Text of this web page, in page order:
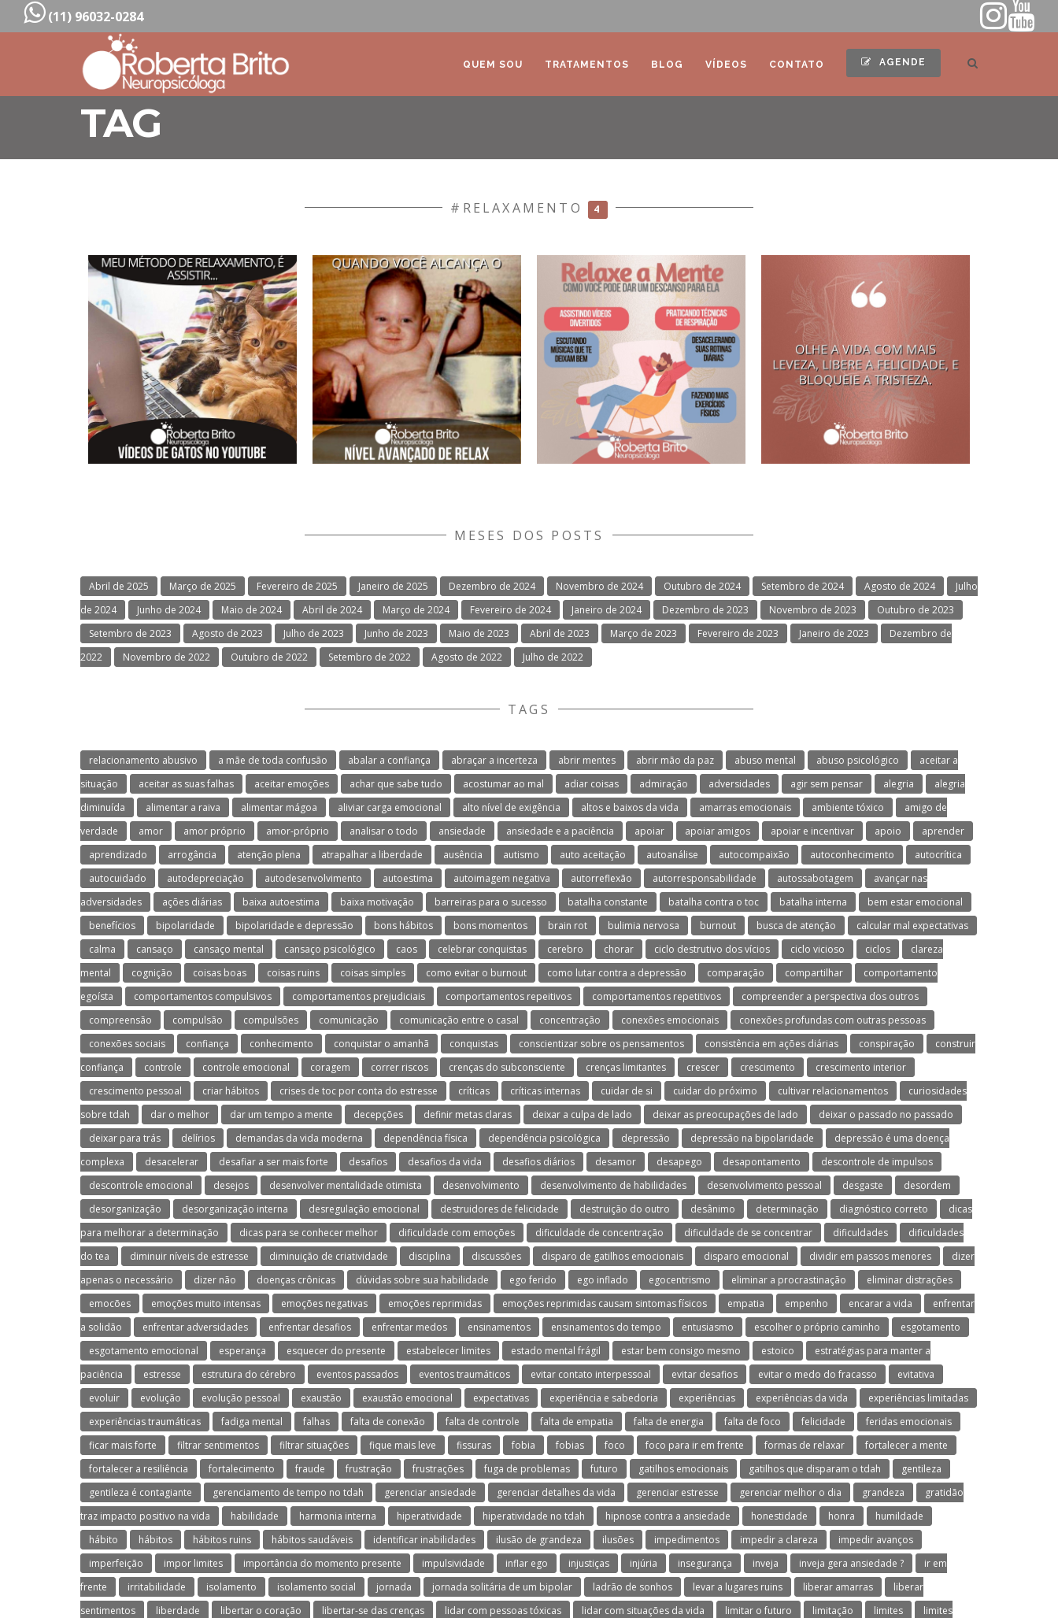
(11) 96032-0284
QUEM SOU TRATAMENTOS BLOG VÍDEOS CONTATO AGENDE
TAG
#RELAXAMENTO 4
MESES DOS POSTS
Abril de 2025 Março de 2025 Fevereiro de 2025 Janeiro de 2025 Dezembro de 2024 Novembro de 2024 Outubro de 2024 Setembro de 2024 Agosto de 2024
Julho
de 2024
Junho de 2024 Maio de 2024 Abril de 2024 Março de 2024 Fevereiro de 2024 Janeiro de 2024 Dezembro de 2023 Novembro de 2023
Outubro de 2023
Setembro de 2023
Agosto de 2023 Julho de 2023 Junho de 2023 Maio de 2023 Abril de 2023 Março de 2023 Fevereiro de 2023 Janeiro de 2023
Dezembro de
2022
Novembro de 2022 Outubro de 2022 Setembro de 2022 Agosto de 2022 Julho de 2022
TAGS
relacionamento abusivo a mãe de toda confusão abalar a confiança abraçar a incerteza abrir mentes abrir mão da paz abuso mental abuso psicológico
aceitar a
situação
aceitar as suas falhas aceitar emoções achar que sabe tudo acostumar ao mal adiar coisas admiração adversidades agir sem pensar alegria
alegria
diminuída
alimentar a raiva alimentar mágoa aliviar carga emocional alto nível de exigência altos e baixos da vida amarras emocionais ambiente tóxico
amigo de
verdade
amor amor próprio amor-próprio analisar o todo ansiedade ansiedade e a paciência apoiar apoiar amigos apoiar e incentivar apoio
aprender
aprendizado
arrogância atenção plena atrapalhar a liberdade ausência autismo auto aceitação autoanálise autocompaixão autoconhecimento
autocrítica
autocuidado
autodepreciação autodesenvolvimento autoestima autoimagem negativa autorreflexão autorresponsabilidade autossabotagem
avançar nas
adversidades
ações diárias baixa autoestima baixa motivação barreiras para o sucesso batalha constante batalha contra o toc batalha interna
bem estar emocional
benefícios
bipolaridade bipolaridade e depressão bons hábitos bons momentos brain rot bulimia nervosa burnout busca de atenção
calcular mal expectativas
calma
cansaço cansaço mental cansaço psicológico caos celebrar conquistas cerebro chorar ciclo destrutivo dos vícios ciclo vicioso ciclos
clareza
mental
cognição coisas boas coisas ruins coisas simples como evitar o burnout como lutar contra a depressão comparação compartilhar
comportamento
egoísta
comportamentos compulsivos comportamentos prejudiciais comportamentos repeitivos comportamentos repetitivos
compreender a perspectiva dos outros
compreensão
compulsão compulsões comunicação comunicação entre o casal concentração conexões emocionais
conexões profundas com outras pessoas
conexões sociais
confiança conhecimento conquistar o amanhã conquistas conscientizar sobre os pensamentos consistência em ações diárias conspiração
construir
confiança
controle controle emocional coragem correr riscos crenças do subconsciente crenças limitantes crescer crescimento
crescimento interior
crescimento pessoal
criar hábitos crises de toc por conta do estresse críticas críticas internas cuidar de si cuidar do próximo cultivar relacionamentos
curiosidades
sobre tdah
dar o melhor dar um tempo a mente decepções definir metas claras deixar a culpa de lado deixar as preocupações de lado
deixar o passado no passado
deixar para trás
delírios demandas da vida moderna dependência física dependência psicológica depressão depressão na bipolaridade
depressão é uma doença
complexa
desacelerar desafiar a ser mais forte desafios desafios da vida desafios diários desamor desapego desapontamento
descontrole de impulsos
descontrole emocional
desejos desenvolver mentalidade otimista desenvolvimento desenvolvimento de habilidades desenvolvimento pessoal desgaste
desordem
desorganização
desorganização interna desregulação emocional destruidores de felicidade destruição do outro desânimo determinação diagnóstico correto
dicas
para melhorar a determinação
dicas para se conhecer melhor dificuldade com emoções dificuldade de concentração dificuldade de se concentrar dificuldades
dificuldades
do tea
diminuir níveis de estresse diminuição de criatividade disciplina discussões disparo de gatilhos emocionais disparo emocional dividir em passos menores
dizer
apenas o necessário
dizer não doenças crônicas dúvidas sobre sua habilidade ego ferido ego inflado egocentrismo eliminar a procrastinação
eliminar distrações
emocões
emoções muito intensas emoções negativas emoções reprimidas emoções reprimidas causam sintomas físicos empatia empenho encarar a vida
enfrentar
a solidão
enfrentar adversidades enfrentar desafios enfrentar medos ensinamentos ensinamentos do tempo entusiasmo escolher o próprio caminho
esgotamento
esgotamento emocional
esperança esquecer do presente estabelecer limites estado mental frágil estar bem consigo mesmo estoico
estratégias para manter a
paciência
estresse estrutura do cérebro eventos passados eventos traumáticos evitar contato interpessoal evitar desafios evitar o medo do fracasso
evitativa
evoluir
evolução evolução pessoal exaustão exaustão emocional expectativas experiência e sabedoria experiências experiências da vida
experiências limitadas
experiências traumáticas
fadiga mental falhas falta de conexão falta de controle falta de empatia falta de energia falta de foco felicidade
feridas emocionais
ficar mais forte
filtrar sentimentos filtrar situações fique mais leve fissuras fobia fobias foco foco para ir em frente formas de relaxar
fortalecer a mente
fortalecer a resiliência
fortalecimento fraude frustração frustrações fuga de problemas futuro gatilhos emocionais gatilhos que disparam o tdah
gentileza
gentileza é contagiante
gerenciamento de tempo no tdah gerenciar ansiedade gerenciar detalhes da vida gerenciar estresse gerenciar melhor o dia grandeza
gratidão
traz impacto positivo na vida
habilidade harmonia interna hiperatividade hiperatividade no tdah hipnose contra a ansiedade honestidade honra
humildade
hábito
hábitos hábitos ruins hábitos saudáveis identificar inabilidades ilusão de grandeza ilusões impedimentos impedir a clareza
impedir avanços
imperfeição
impor limites importância do momento presente impulsividade inflar ego injustiças injúria insegurança inveja inveja gera ansiedade ?
ir em
frente
irritabilidade isolamento isolamento social jornada jornada solitária de um bipolar ladrão de sonhos levar a lugares ruins liberar amarras
liberar
sentimentos
liberdade libertar o coração libertar-se das crenças lidar com pessoas tóxicas lidar com situações da vida limitar o futuro limitação limites
limites